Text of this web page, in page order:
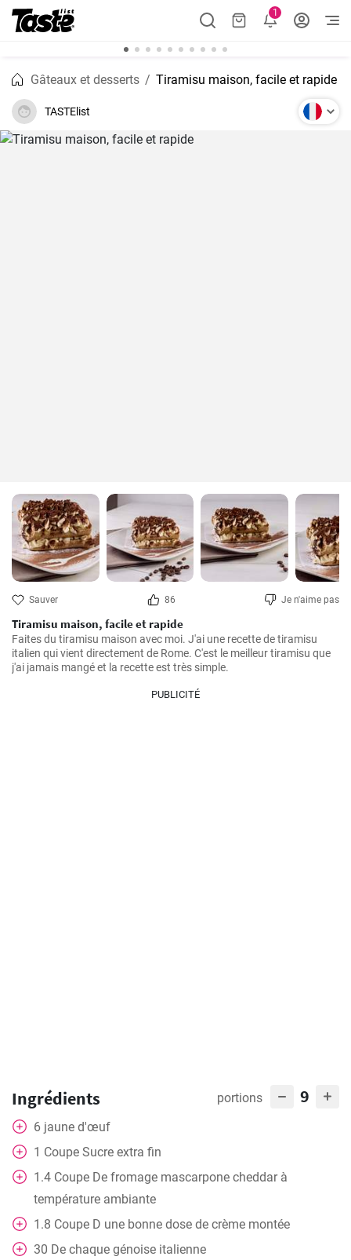
1
Gâteaux et desserts Tiramisu maison, facile et rapide
TASTElist
Sauver 86 Je n'aime pas
Tiramisu maison, facile et rapide
Faites du tiramisu maison avec moi. J'ai une recette de tiramisu
italien qui vient directement de Rome. C'est le meilleur tiramisu que
j'ai jamais mangé et la recette est très simple.
PUBLICITÉ
Ingrédients portions 9
6 jaune d'œuf
1 Coupe Sucre extra fin
1.4 Coupe De fromage mascarpone cheddar à
température ambiante
1.8 Coupe D une bonne dose de crème montée
30 De chaque génoise italienne